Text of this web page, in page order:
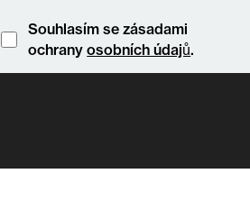
Instemming
Souhlasím se zásadami
ochranyosobních údajů.